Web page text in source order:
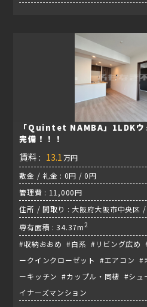
「Quintet NAMBA」1LDKウ
完備！！！
賃料 : 13.1 万円
敷金 / 礼金 : 0円 / 0円
管理費 : 11,000円
住所 / 間取り : 大阪府大阪市中央区 /
専有面積 : 34.37m2
#収納おおめ #白系 #リビング広め
ークインクローゼット #エアコン #
ーキッチン #カップル・同棲 #シュ
イナーズマンション